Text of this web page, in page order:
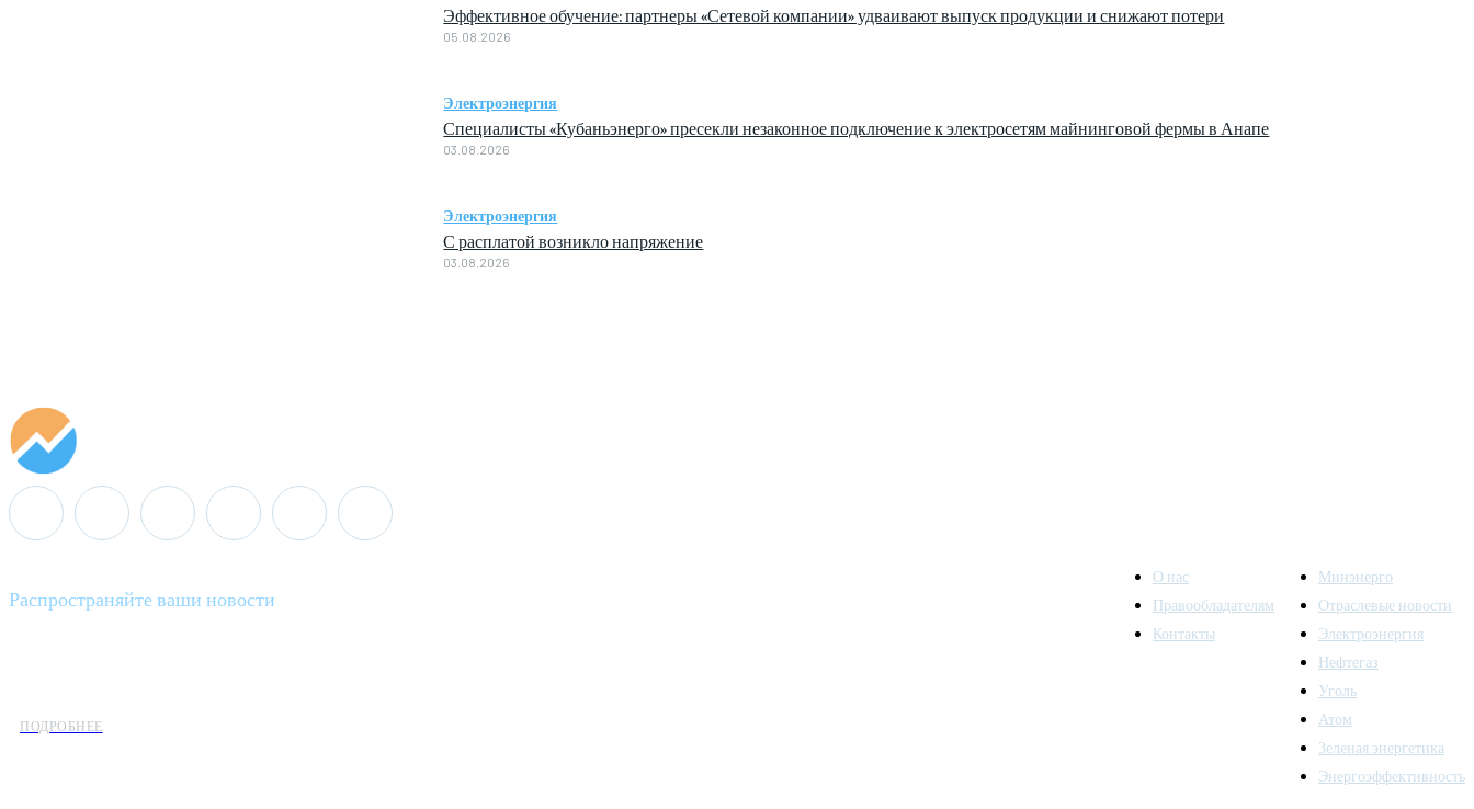
Эффективное обучение: партнеры «Сетевой компании» удваивают выпуск продукции и снижают потери
05.08.2026
Электроэнергия
Специалисты «Кубаньэнерго» пресекли незаконное подключение к электросетям майнинговой фермы в Анапе
03.08.2026
Электроэнергия
С расплатой возникло напряжение
03.08.2026
Распространяйте ваши новости
ПОДРОБНЕЕ
О нас
Правообладателям
Контакты
Минэнерго
Отраслевые новости
Электроэнергия
Нефтегаз
Уголь
Атом
Зеленая энергетика
Энергоэффективность